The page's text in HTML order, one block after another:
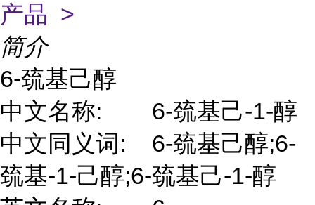
产品 >
简介
6-巯基己醇
中文名称:
6-巯基己-1-醇
中文同义词:
6-巯基己醇;6-
巯基-1-己醇;6-巯基己-1-醇